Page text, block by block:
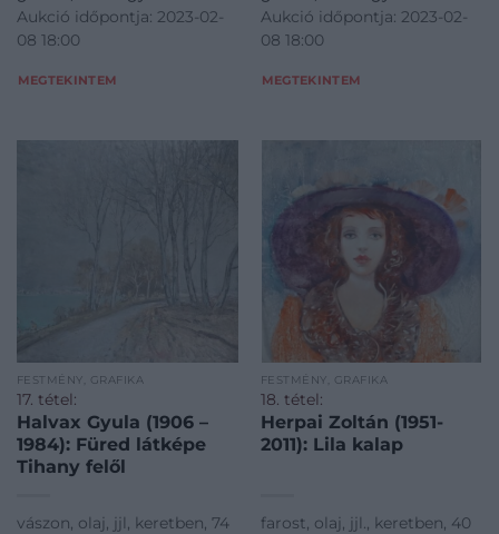
Aukció időpontja: 2023-02-
08 18:00
MEGTEKINTEM
Aukció időpontja: 2023-02-
08 18:00
MEGTEKINTEM
FESTMÉNY, GRAFIKA
17. tétel:
Halvax Gyula (1906 –
1984): Füred látképe
Tihany felől
vászon, olaj, jjl, keretben, 74
FESTMÉNY, GRAFIKA
18. tétel:
Herpai Zoltán (1951-
2011): Lila kalap
farost, olaj, jjl., keretben, 40